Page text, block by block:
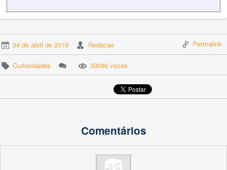
04 de abril de 2019 Redacao Permalink
Curiosidades 30046 vezes
Comentários